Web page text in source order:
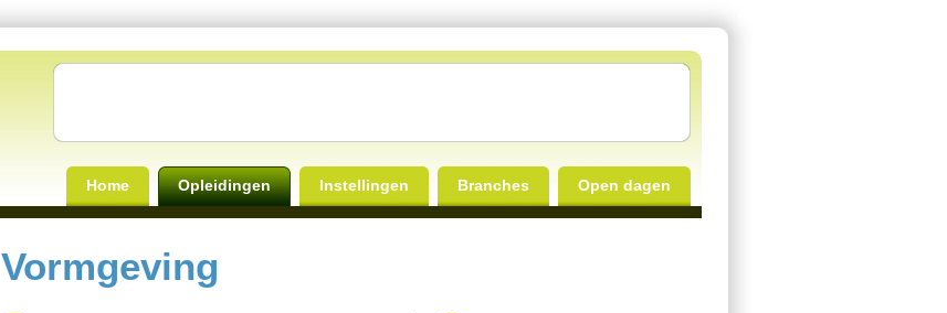
Home Opleidingen Instellingen Branches Open dagen
Vormgeving